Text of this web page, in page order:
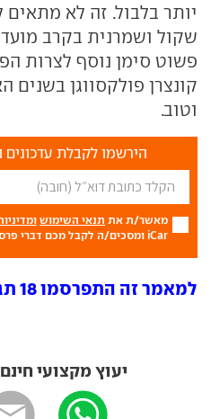
יותר בלבול. זה לא מתאים
שקול ושמרנית בקרב
פשוט סימן נוסף לצרות
קונצרן פולקסווגן בשנים
וטוב.
הירשמו לקבלת
מאשר/ת את תנאי השימוש
iCar ומסכים/ה לקבל מכם דברי פרסום.
למאמר זה התפרסמו 18 תגובות
יעוץ מקצועי